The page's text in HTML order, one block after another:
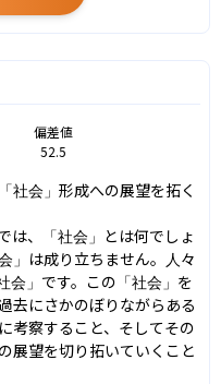
偏差値
52.5
社会」形成への展望を拓く
は、「社会」とは何でしょ
」は成り立ちません。人々
会」です。この「社会」を
去にさかのぼりながらある
考察すること、そしてその
展望を切り拓いていくこと